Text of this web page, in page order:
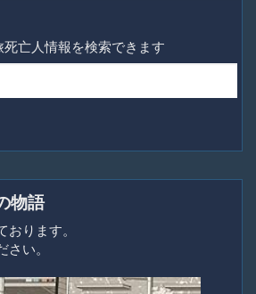
死亡人情報を検索できます
物語
おります。
さい。